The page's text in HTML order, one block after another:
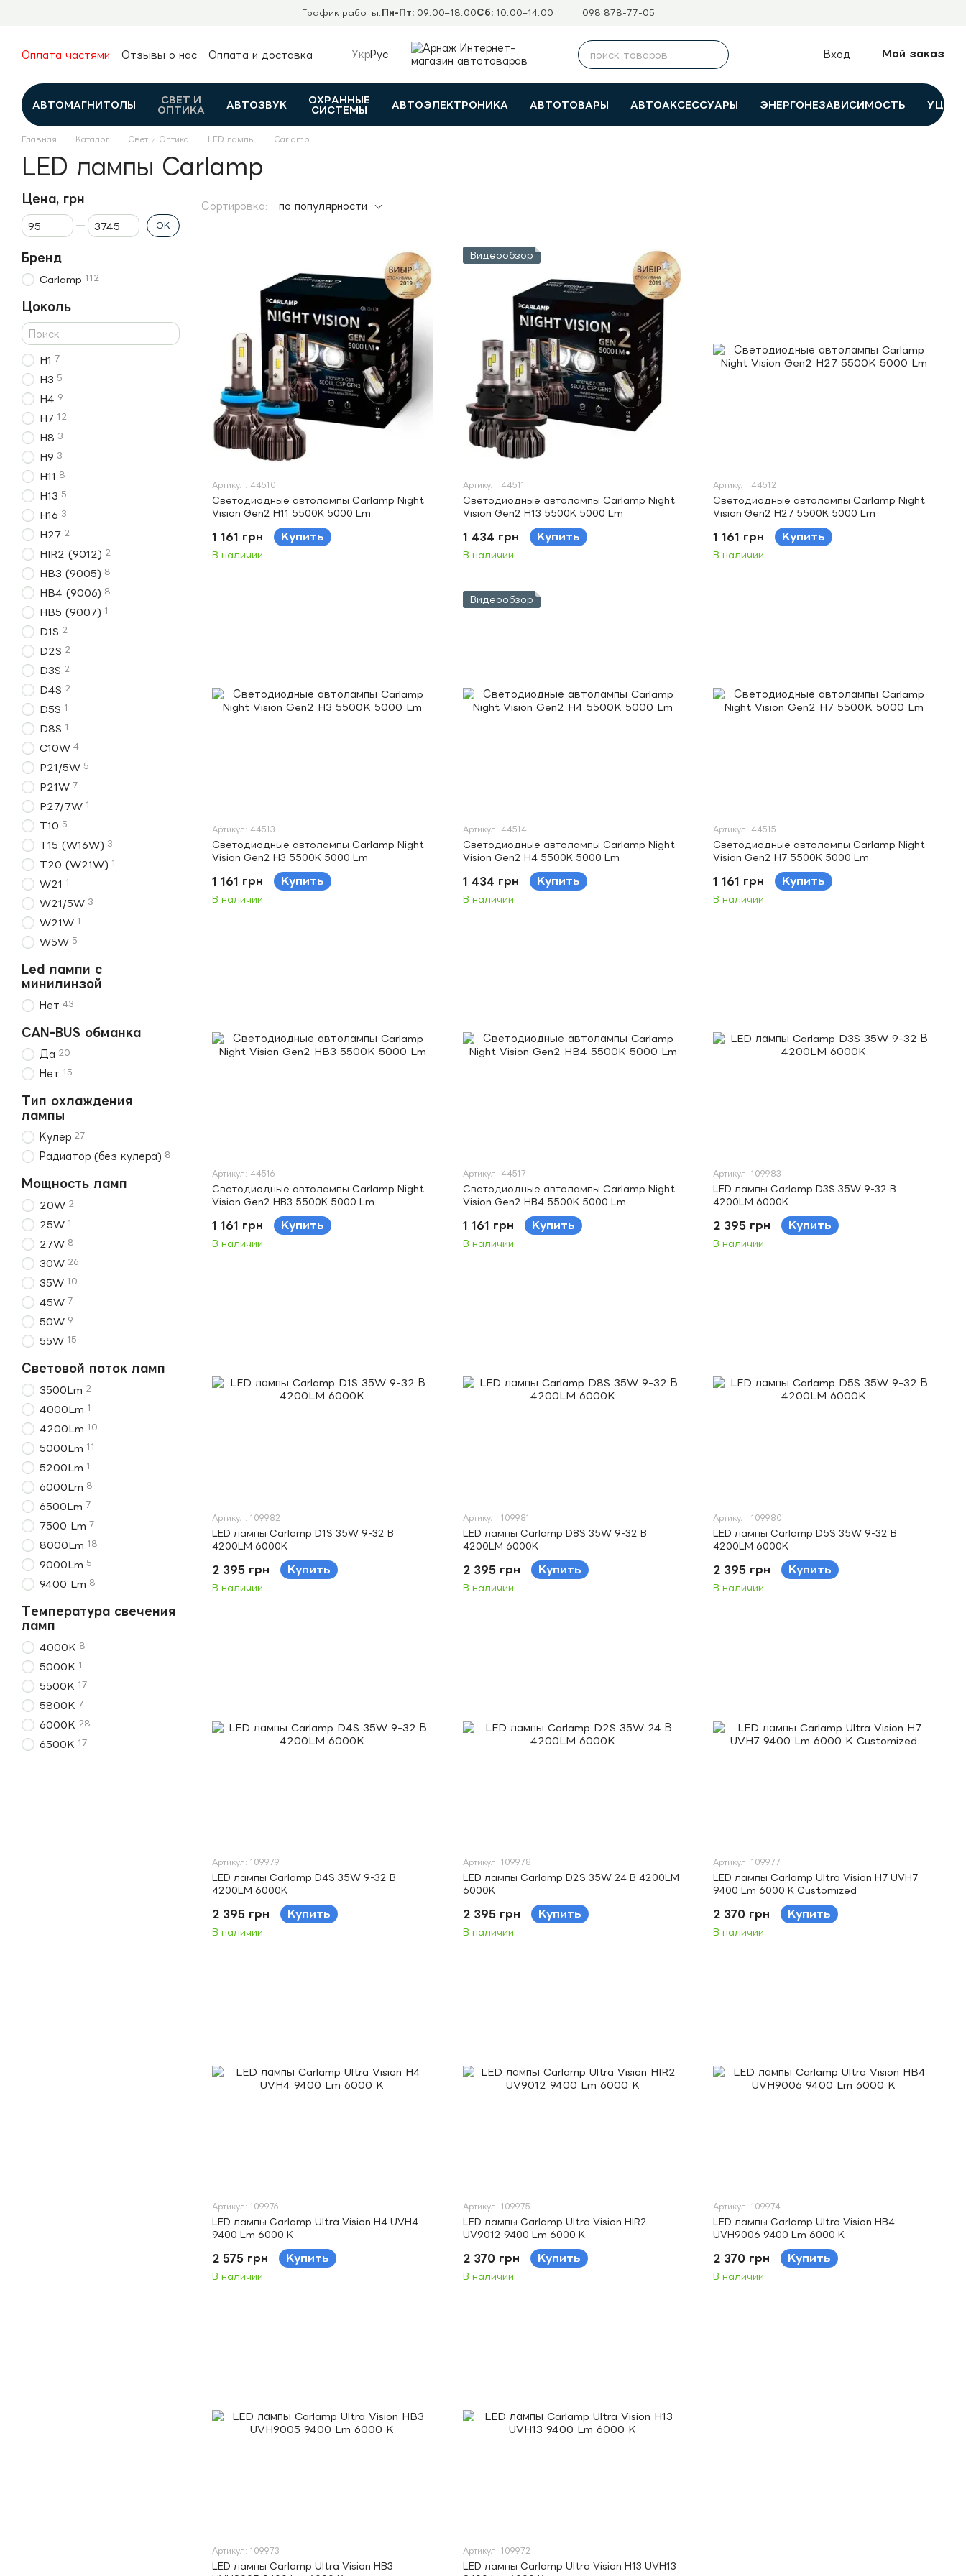
График работы: Пн-Пт:09:00–18:00Сб:10:00–14:00 098 878-77-05
Оплата частями Отзывы о нас
Оплата и доставка
Контакты
Каталог
УкрРус Вход Мой заказ
АВТОМАГНИТОЛЫ
СВЕТ И
ОПТИКА
АВТОЗВУК
ОХРАННЫЕ
СИСТЕМЫ
АВТОЭЛЕКТРОНИКА АВТОТОВАРЫ АВТОАКСЕССУАРЫ ЭНЕРГОНЕЗАВИСИМОСТЬ
Главная Каталог Свет и Оптика LED лампы Carlamp
LED лампы Carlamp
Сортировка: по популярности
Артикул: 44510
Светодиодные автолампы Carlamp Night
Vision Gen2 H11 5500K 5000 Lm
1 161 грн Купить
В наличии
Видеообзор
Артикул: 44511
Светодиодные автолампы Carlamp Night
Vision Gen2 H13 5500K 5000 Lm
1 434 грн Купить
В наличии
Артикул: 44512
Светодиодные автолампы Carlamp Night
Vision Gen2 H27 5500K 5000 Lm
1 161 грн Купить
В наличии
Артикул: 44513
Светодиодные автолампы Carlamp Night
Vision Gen2 H3 5500K 5000 Lm
1 161 грн Купить
В наличии
Видеообзор
Артикул: 44514
Светодиодные автолампы Carlamp Night
Vision Gen2 H4 5500K 5000 Lm
1 434 грн Купить
В наличии
Артикул: 44515
Светодиодные автолампы Carlamp Night
Vision Gen2 H7 5500K 5000 Lm
1 161 грн Купить
В наличии
Артикул: 44516
Светодиодные автолампы Carlamp Night
Vision Gen2 HB3 5500K 5000 Lm
1 161 грн Купить
В наличии
Артикул: 44517
Светодиодные автолампы Carlamp Night
Vision Gen2 HB4 5500K 5000 Lm
1 161 грн Купить
В наличии
Артикул: 109983
LED лампы Carlamp D3S 35W 9-32 В
4200LM 6000K
2 395 грн Купить
В наличии
Артикул: 109982
LED лампы Carlamp D1S 35W 9-32 В
4200LM 6000K
2 395 грн Купить
В наличии
Артикул: 109981
LED лампы Carlamp D8S 35W 9-32 В
4200LM 6000K
2 395 грн Купить
В наличии
Артикул: 109980
LED лампы Carlamp D5S 35W 9-32 В
4200LM 6000K
2 395 грн Купить
В наличии
Артикул: 109979
LED лампы Carlamp D4S 35W 9-32 В
4200LM 6000K
2 395 грн Купить
В наличии
Артикул: 109978
LED лампы Carlamp D2S 35W 24 В 4200LM
6000K
2 395 грн Купить
В наличии
Артикул: 109977
LED лампы Carlamp Ultra Vision H7 UVH7
9400 Lm 6000 K Customized
2 370 грн Купить
В наличии
Артикул: 109976
LED лампы Carlamp Ultra Vision H4 UVH4
9400 Lm 6000 K
2 575 грн Купить
В наличии
Артикул: 109975
LED лампы Carlamp Ultra Vision HIR2
UV9012 9400 Lm 6000 K
2 370 грн Купить
В наличии
Артикул: 109974
LED лампы Carlamp Ultra Vision HB4
UVH9006 9400 Lm 6000 K
2 370 грн Купить
В наличии
Артикул: 109973
LED лампы Carlamp Ultra Vision HB3
Артикул: 109972
LED лампы Carlamp Ultra Vision H13 UVH13
Цена, грн
От Цена, грн
До Цена, грн
OK
Бренд
Carlamp 112
Цоколь
H1 7
H3 5
H4 9
H7 12
H8 3
H9 3
H11 8
H13 5
H16 3
H27 2
HIR2 (9012) 2
HB3 (9005) 8
HB4 (9006) 8
HB5 (9007) 1
D1S 2
D2S 2
D3S 2
D4S 2
D5S 1
D8S 1
C10W 4
P21/5W 5
P21W 7
P27/7W 1
T10 5
T15 (W16W) 3
T20 (W21W) 1
W21 1
W21/5W 3
W21W 1
W5W 5
Led лампи с
минилинзой
Нет 43
CAN-BUS обманка
Да 20
Нет 15
Тип охлаждения
лампы
Кулер 27
Радиатор (без кулера) 8
Мощность ламп
20W 2
25W 1
27W 8
30W 26
35W 10
45W 7
50W 9
55W 15
Световой поток ламп
3500Lm 2
4000Lm 1
4200Lm 10
5000Lm 11
5200Lm 1
6000Lm 8
6500Lm 7
7500 Lm 7
8000Lm 18
9000Lm 5
9400 Lm 8
Температура свечения
ламп
4000K 8
5000K 1
5500K 17
5800K 7
6000K 28
6500K 17